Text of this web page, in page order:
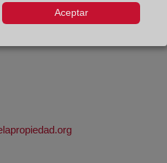
de 09:00 a 14:00 horas
Aceptar